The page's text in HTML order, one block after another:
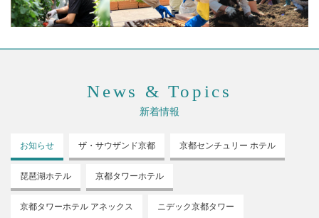
News & Topics
新着情報
お知らせ ザ・サウザンド京都 京都センチュリー ホテル
琵琶湖ホテル 京都タワーホテル
京都タワーホテル アネックス ニデック京都タワー